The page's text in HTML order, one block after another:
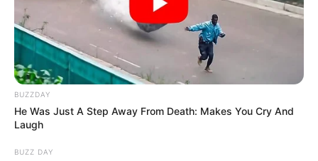
BUZZDAY
He Was Just A Step Away From Death: Makes You Cry And
Laugh
BUZZ DAY